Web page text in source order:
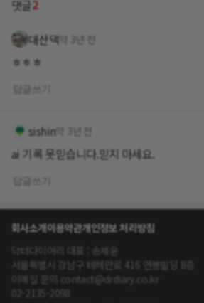
댓글2
대산댁 약 3년 전
ㅎㅎㅎ
sishin약 3년 전
ai 기록 못믿습니다.믿지 마세요.
회사소개이용약관개인정보 처리방침
닥터다이어리 대표 : 송제윤
서울특별시 강남구 테헤란로 416 연봉빌딩 8층
이메일 문의 contact@drdiary.co.kr
02-2135-2098